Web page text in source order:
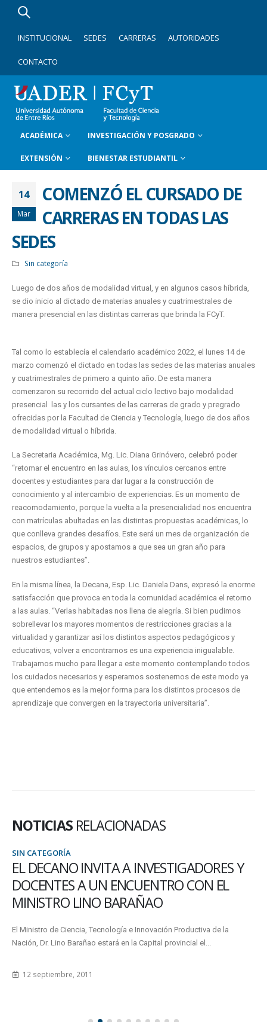
INSTITUCIONAL SEDES CARRERAS AUTORIDADES
CONTACTO
ACADÉMICA INVESTIGACIÓN Y POSGRADO
EXTENSIÓN BIENESTAR ESTUDIANTIL
14
Mar
COMENZÓ EL CURSADO DE
CARRERAS EN TODAS LAS
SEDES
Sin categoría
Luego de dos años de modalidad virtual, y en algunos casos híbrida,
se dio inicio al dictado de materias anuales y cuatrimestrales de
manera presencial en las distintas carreras que brinda la FCyT.
Tal como lo establecía el calendario académico 2022, el lunes 14 de
marzo comenzó el dictado en todas las sedes de las materias anuales
y cuatrimestrales de primero a quinto año. De esta manera
comenzaron su recorrido del actual ciclo lectivo bajo modalidad
presencial las y los cursantes de las carreras de grado y pregrado
ofrecidas por la Facultad de Ciencia y Tecnología, luego de dos años
de modalidad virtual o híbrida.
La Secretaria Académica, Mg. Lic. Diana Grinóvero, celebró poder
“retomar el encuentro en las aulas, los vínculos cercanos entre
docentes y estudiantes para dar lugar a la construcción de
conocimiento y al intercambio de experiencias. Es un momento de
reacomodamiento, porque la vuelta a la presencialidad nos encuentra
con matrículas abultadas en las distintas propuestas académicas, lo
que conlleva grandes desafíos. Este será un mes de organización de
espacios, de grupos y apostamos a que sea un gran año para
nuestros estudiantes”.
En la misma línea, la Decana, Esp. Lic. Daniela Dans, expresó la enorme
satisfacción que provoca en toda la comunidad académica el retorno
a las aulas. “Verlas habitadas nos llena de alegría. Si bien pudimos
sobrellevar los mayores momentos de restricciones gracias a la
virtualidad y garantizar así los distintos aspectos pedagógicos y
educativos, volver a encontrarnos es una experiencia inigualable.
Trabajamos mucho para llegar a este momento contemplando todos
los cuidados necesarios y esperamos sostenernos de este modo ya
que entendemos es la mejor forma para los distintos procesos de
aprendizaje que convergen en la trayectoria universitaria”.
NOTICIAS RELACIONADAS
SIN CATEGORÍA
EL DECANO INVITA A INVESTIGADORES Y
DOCENTES A UN ENCUENTRO CON EL
MINISTRO LINO BARAÑAO
El Ministro de Ciencia, Tecnología e Innovación Productiva de la
Nación, Dr. Lino Barañao estará en la Capital provincial el...
12 septiembre, 2011